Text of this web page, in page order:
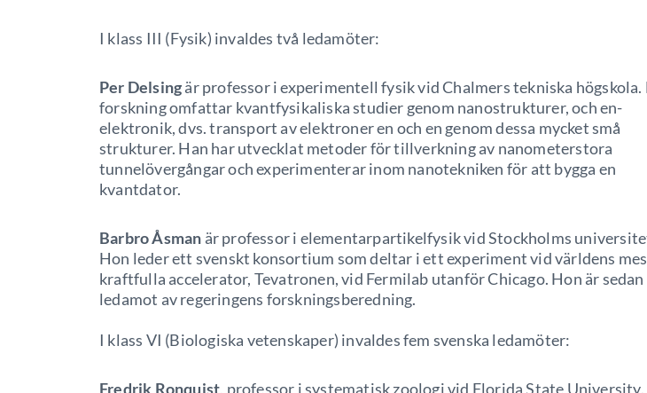
I klass III (Fysik) invaldes två ledamöter:
Per Delsingär professor i experimentell fysik vid Chalmers tekniska högskola.
forskning omfattar kvantfysikaliska studier genom nanostrukturer, och en-
elektronik, dvs. transport av elektroner en och en genom dessa mycket små
strukturer. Han har utvecklat metoder för tillverkning av nanometerstora
tunnelövergångar och experimenterar inom nanotekniken för att bygga en
kvantdator.
Barbro Åsman är professor i elementarpartikelfysik vid Stockholms
Hon leder ett svenskt konsortium som deltar i ett experiment vid världens
kraftfulla accelerator, Tevatronen, vid Fermilab utanför Chicago. Hon är
ledamot av regeringens forskningsberedning.
I klass VI (Biologiska vetenskaper) invaldes fem svenska ledamöter:
Fredrik Ronquist, professor i systematisk zoologi vid Florida State University.